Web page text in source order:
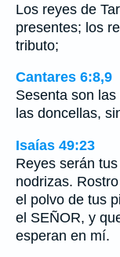
Los reyes de
presentes; los
tributo;
Cantares 6:8,9
Sesenta son
las doncellas,
Isaías 49:23
Reyes serán
nodrizas.
el polvo de tus
el SEÑOR, y
esperan en mí.